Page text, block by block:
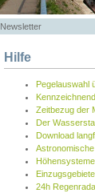
Newsletter
Hilfe
Pegelauswahl
Zeitbezug der
Der
Download
Höhensysteme
Einzugsgebiete
24h